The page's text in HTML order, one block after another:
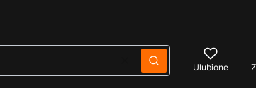
WyczyśćSzukaj Ulubione